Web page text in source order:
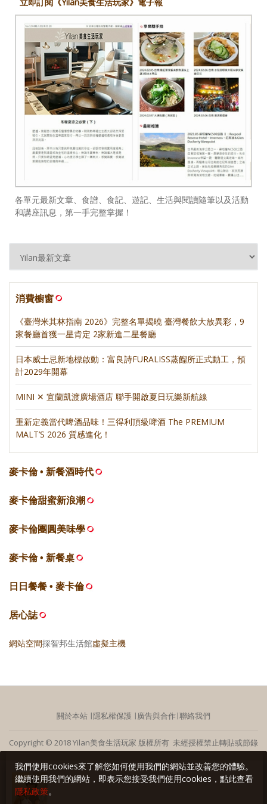
各單元最新文章、食譜、食記、遊記、生活與閱讀隨筆以及活動
和講座訊息，第一手完整掌握！
消費櫥窗
《臺灣米其林指南 2026》完整名單揭曉 臺灣餐飲大放異彩，9
家餐廳首獲一星肯定 2家新進二星餐廳
日本威士忌新地標啟動：富良詩FURALISS蒸餾所正式動工，預
計2029年開幕
MINI ✕ 宜蘭凱渡廣場酒店 聯手開啟夏日玩樂新航線
重新定義當代啤酒品味！三得利頂級啤酒 The PREMIUM
MALT’S 2026 質感進化！
麥卡倫 • 新餐酒時代
麥卡倫甜蜜新浪潮
麥卡倫團圓美味學
麥卡倫 • 新餐桌
日日餐餐 • 麥卡倫
居心誌
網站空間採智邦生活館虛擬主機
關於本站 ∣隱私權保護 ∣廣告與合作∣聯絡我們
Copyright © 2018 Yilan美食生活玩家 版權所有 未經授權禁止轉貼或節錄
我們使用cookies來了解您如何使用我們的網站並改善您的體驗。
繼續使用我們的網站，即表示您接受我們使用cookies，點此查看
隱私政策。